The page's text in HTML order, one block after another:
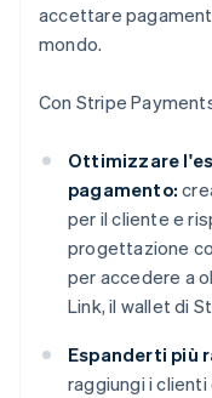
accettare
mondo.
Con Stripe
Ottimizzare
pagamento:
per il cliente e
progettazione
per accedere a
Link, il wallet di
Espanderti più
raggiungi i